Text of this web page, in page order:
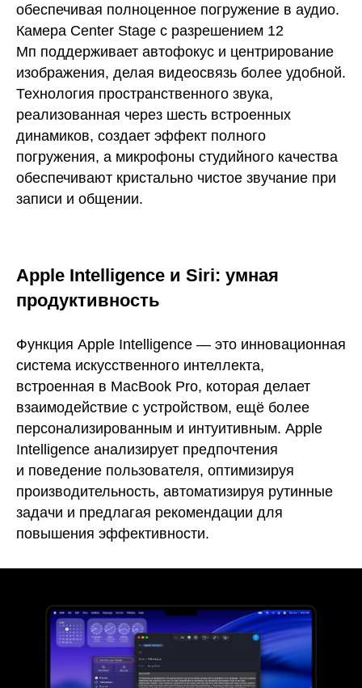
обеспечивая полноценное погружение в аудио.
Камера Center Stage с разрешением 12
Мп поддерживает автофокус и центрирование
изображения, делая видеосвязь более удобной.
Технология пространственного звука,
реализованная через шесть встроенных
динамиков, создает эффект полного
погружения, а микрофоны студийного качества
обеспечивают кристально чистое звучание при
записи и общении.
Apple Intelligence и Siri: умная
продуктивность
Функция Apple Intelligence — это инновационная
система искусственного интеллекта,
встроенная в MacBook Pro, которая делает
взаимодействие с устройством, ещё более
персонализированным и интуитивным. Apple
Intelligence анализирует предпочтения
и поведение пользователя, оптимизируя
производительность, автоматизируя рутинные
задачи и предлагая рекомендации для
повышения эффективности.